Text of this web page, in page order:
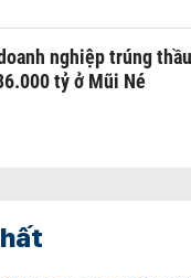
nghiệp trúng
tỷ ở Mũi Né